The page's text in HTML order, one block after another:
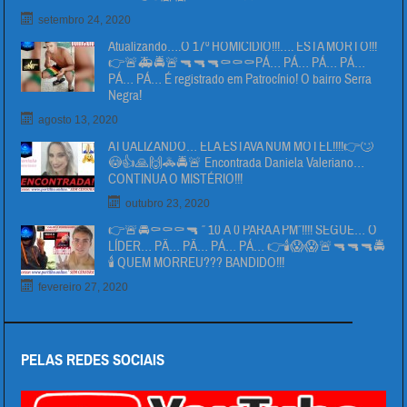
setembro 24, 2020
Atualizando….O 17º HOMICIDIO!!!…. ESTA MORTO!!!
👉🚨🚑🚔🚨🔫🔫🔫⚰⚰⚰PÁ… PÁ… PÁ… PÁ…
PÁ… PÁ… É registrado em Patrocínio! O bairro Serra
Negra!
agosto 13, 2020
ATUALIZANDO… ELA ESTAVA NUM MOTEL!!!!👉🙄
😳👍🙏🙌🚓🚔🚨 Encontrada Daniela Valeriano…
CONTINUA O MISTÉRIO!!!
outubro 23, 2020
👉🚨🚔⚰⚰⚰🔫 ” 10 Á 0 PARA A PM”!!!! SEGUE… O
LÍDER… PÄ… PÄ… PÁ… PÁ… 👉🕯😱😱🚨🔫🔫🔫🚔
🕯 QUEM MORREU??? BANDIDO!!!
fevereiro 27, 2020
PELAS REDES SOCIAIS